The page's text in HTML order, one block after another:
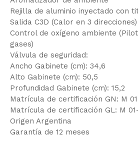
Rejilla de aluminio inyectado con
Salida C3D (Calor en 3 direcciones)
Control de oxígeno ambiente
gases)
Válvula de seguridad:
Ancho Gabinete (cm): 34,6
Alto Gabinete (cm): 50,5
Profundidad Gabinete (cm): 15,2
Matrícula de certificación GN: M
Matrícula de certificación GL: M
Origen Argentina
Garantía de 12 meses